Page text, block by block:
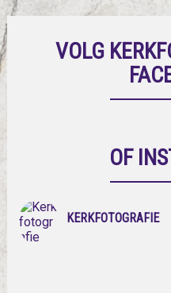
VOLG
OF
KERKFOTOGRAFIE